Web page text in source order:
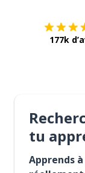
177k
tu
Apprends